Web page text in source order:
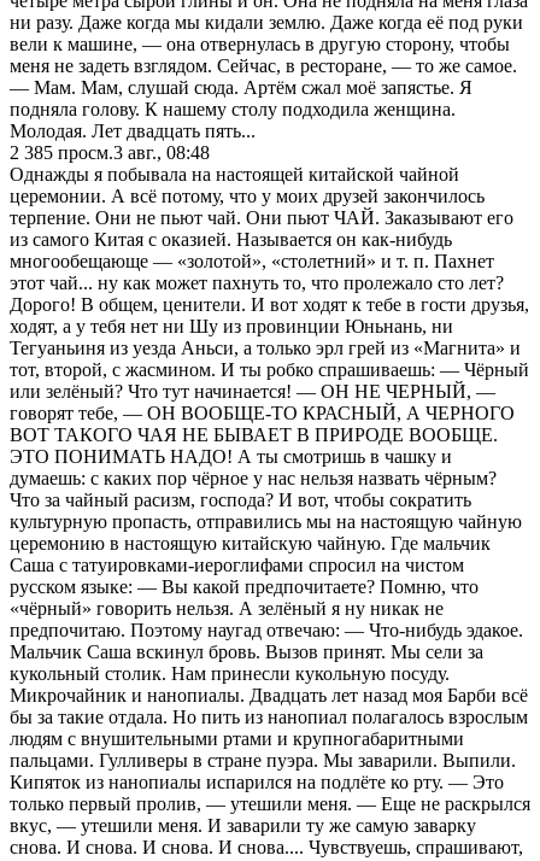
ни разу. Даже когда мы кидали землю. Даже когда её под руки
вели к машине, — она отвернулась в другую сторону, чтобы
меня не задеть взглядом. Сейчас, в ресторане, — то же самое.
— Мам. Мам, слушай сюда. Артём сжал моё запястье. Я
подняла голову. К нашему столу подходила женщина.
Молодая. Лет двадцать пять...
2 385 просм.3 авг., 08:48
Однажды я побывала на настоящей китайской чайной
церемонии. А всё потому, что у моих друзей закончилось
терпение. Они не пьют чай. Они пьют ЧАЙ. Заказывают его
из самого Китая с оказией. Называется он как-нибудь
многообещающе — «золотой», «столетний» и т. п. Пахнет
этот чай... ну как может пахнуть то, что пролежало сто лет?
Дорого! В общем, ценители. И вот ходят к тебе в гости друзья,
ходят, а у тебя нет ни Шу из провинции Юньнань, ни
Тегуаньиня из уезда Аньси, а только эрл грей из «Магнита» и
тот, второй, с жасмином. И ты робко спрашиваешь: — Чёрный
или зелёный? Что тут начинается! — ОН НЕ ЧЕРНЫЙ, —
говорят тебе, — ОН ВООБЩЕ-ТО КРАСНЫЙ, А ЧЕРНОГО
ВОТ ТАКОГО ЧАЯ НЕ БЫВАЕТ В ПРИРОДЕ ВООБЩЕ.
ЭТО ПОНИМАТЬ НАДО! А ты смотришь в чашку и
думаешь: с каких пор чёрное у нас нельзя назвать чёрным?
Что за чайный расизм, господа? И вот, чтобы сократить
культурную пропасть, отправились мы на настоящую чайную
церемонию в настоящую китайскую чайную. Где мальчик
Саша с татуировками-иероглифами спросил на чистом
русском языке: — Вы какой предпочитаете? Помню, что
«чёрный» говорить нельзя. А зелёный я ну никак не
предпочитаю. Поэтому наугад отвечаю: — Что-нибудь эдакое.
Мальчик Саша вскинул бровь. Вызов принят. Мы сели за
кукольный столик. Нам принесли кукольную посуду.
Микрочайник и нанопиалы. Двадцать лет назад моя Барби всё
бы за такие отдала. Но пить из нанопиал полагалось взрослым
людям с внушительными ртами и крупногабаритными
пальцами. Гулливеры в стране пуэра. Мы заварили. Выпили.
Кипяток из нанопиалы испарился на подлёте ко рту. — Это
только первый пролив, — утешили меня. — Еще не раскрылся
вкус, — утешили меня. И заварили ту же самую заварку
снова. И снова. И снова. И снова.... Чувствуешь, спрашивают,